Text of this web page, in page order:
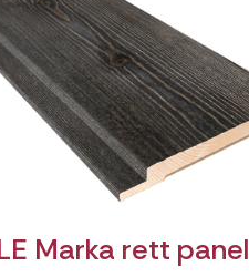
Marka rett panel